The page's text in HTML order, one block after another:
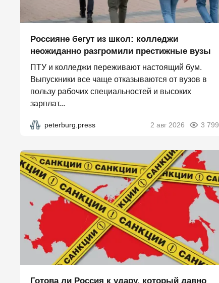
Россияне бегут из школ: колледжи
неожиданно разгромили престижные вузы
ПТУ и колледжи переживают настоящий бум.
Выпускники все чаще отказываются от вузов в
пользу рабочих специальностей и высоких
зарплат...
peterburg.press 2 авг 2026 3 799
Готова ли Россия к удару, который давно